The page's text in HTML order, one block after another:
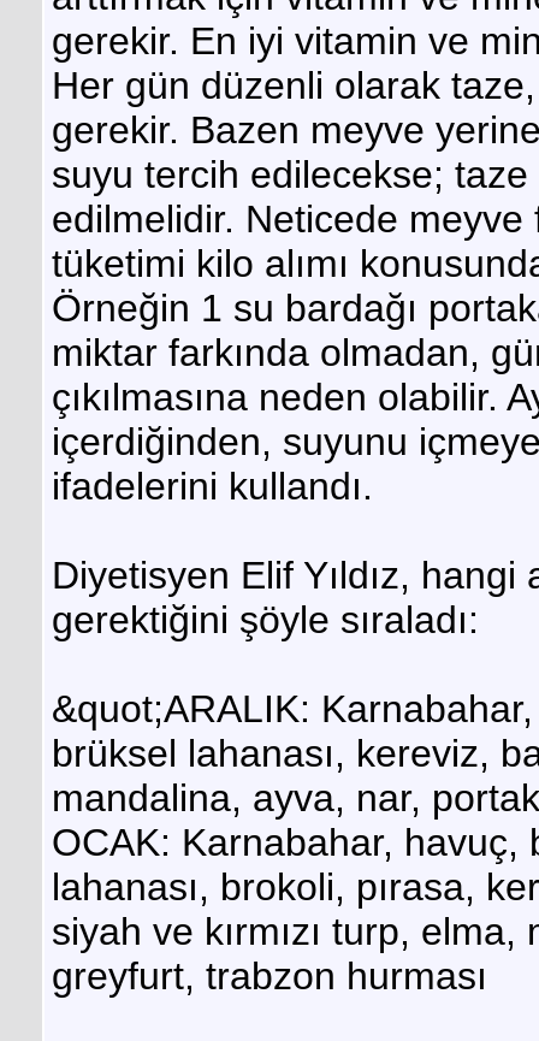
gerekir. En iyi vitamin ve
Her gün düzenli olarak
gerekir. Bazen meyve
suyu tercih edilecekse; taze
edilmelidir. Neticede
tüketimi kilo alımı
Örneğin 1 su bardağı
miktar farkında olmadan,
çıkılmasına neden olabilir.
içerdiğinden, suyunu
ifadelerini kullandı.
Diyetisyen Elif Yıldız,
gerektiğini şöyle sıraladı:
&quot;ARALIK:
brüksel lahanası, kereviz,
mandalina, ayva, nar,
OCAK: Karnabahar,
lahanası, brokoli, pırasa,
siyah ve kırmızı turp,
greyfurt, trabzon hurması